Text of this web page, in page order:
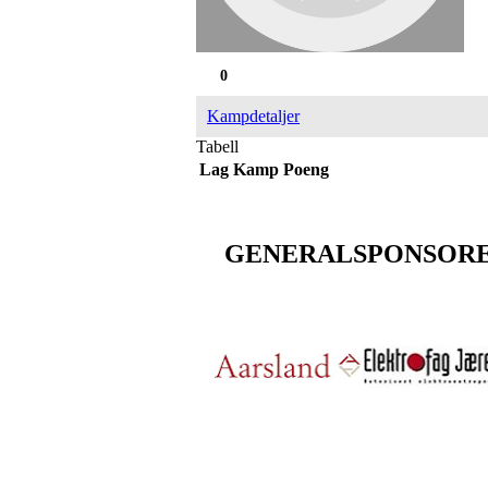
0
Kampdetaljer
Tabell
Lag Kamp Poeng